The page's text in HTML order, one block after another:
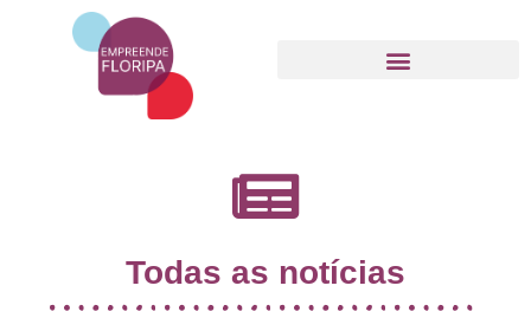
Todas as notícias